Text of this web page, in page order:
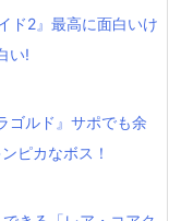
ド2』最高に面白いけ
い!
ゴルド』サポでも余
ピカなボス！